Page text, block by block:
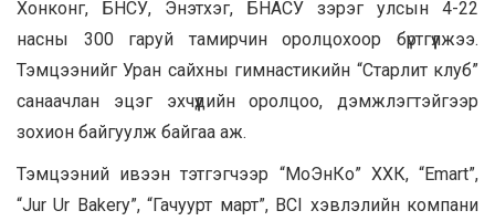
Хонконг, БНСУ, Энэтхэг, БНАСУ зэрэг улсын 4-22
насны 300 гаруй тамирчин оролцохоор бүртгүүлжээ.
Тэмцээнийг Уран сайхны гимнастикийн “Старлит клуб”
санаачлан эцэг эхчүүдийн оролцоо, дэмжлэгтэйгээр
зохион байгуулж байгаа аж.
Тэмцээний ивээн тэтгэгчээр “МоЭнКо” ХХК, “Emart”,
“Jur Ur Bakery”, “Гачуурт март”, BCI хэвлэлийн компани